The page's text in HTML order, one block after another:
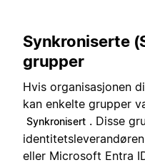
Synkroniserte
grupper
Hvis organisasjonen
kan enkelte grupper
Synkronisert . Disse
eller Microsoft Entra